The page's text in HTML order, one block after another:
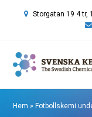
Storgatan 19 4 tr,
Hem » Fotbollskemi